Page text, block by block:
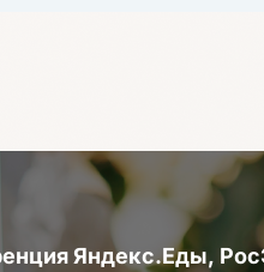
Яндекс.Еды,